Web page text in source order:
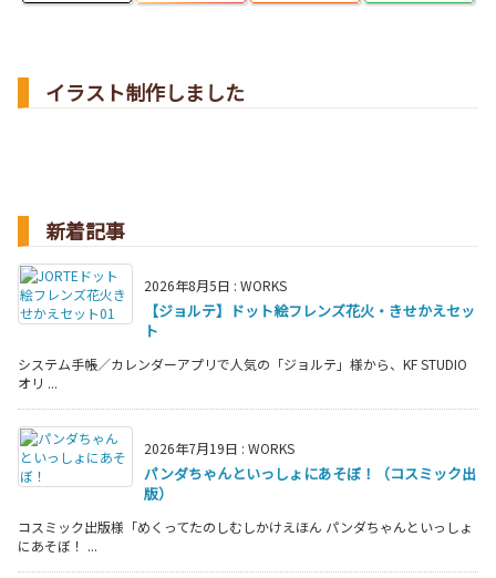
イラスト制作しました
新着記事
2026年8月5日 : WORKS
【ジョルテ】ドット絵フレンズ花火・きせかえセッ
ト
システム手帳／カレンダーアプリで人気の「ジョルテ」様から、KF STUDIO
オリ ...
2026年7月19日 : WORKS
パンダちゃんといっしょにあそぼ！（コスミック出
版）
コスミック出版様「めくってたのしむしかけえほん パンダちゃんといっしょ
にあそぼ！ ...